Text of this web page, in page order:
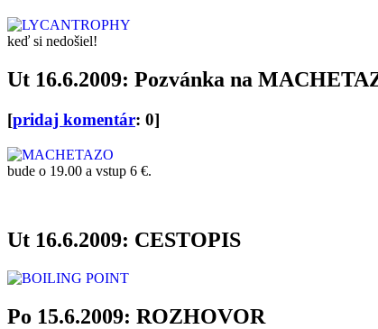
keď si nedošiel!
Ut 16.6.2009: Pozvánka na
[pridaj komentár: 0]
bude o 19.00 a vstup 6 €.
Ut 16.6.2009: CESTOPIS
Po 15.6.2009: ROZHOVOR